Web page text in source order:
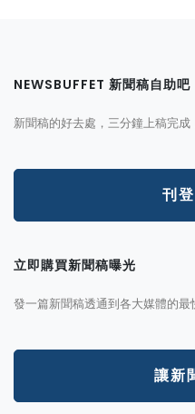
NEWSBUFFET 新聞稿自助吧
新聞稿的好去處，三分鐘上稿完成
刊
立即購買新聞稿曝光
發一篇新聞稿透通到各大媒體的最
讓新